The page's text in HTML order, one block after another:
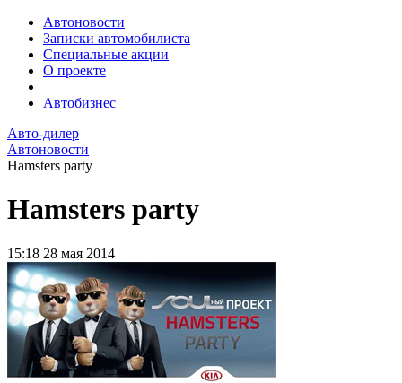
Автоновости
Записки автомобилиста
Специальные акции
О проекте
Автобизнес
Авто-дилер
Автоновости
Hamsters party
Hamsters party
15:18 28 мая 2014